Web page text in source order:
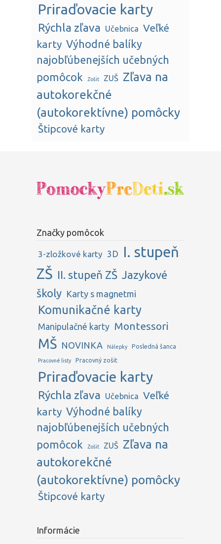
Priraďovacie karty
Rýchla zľava Učebnica Veľké
karty Výhodné balíky
najobľúbenejších učebných
pomôcok
Zošit ZUŠ Zľava na
autokorekčné
(autokorektívne) pomôcky
Štipcové karty
Značky pomôcok
3-zložkové karty 3D
I. stupeň
ZŠ II. stupeň ZŠ Jazykové
školy Karty s magnetmi
Komunikačné karty
Manipulačné karty Montessori
MŠ NOVINKA Nálepky Posledná šanca
Pracovné listy Pracovný zošit
Priraďovacie karty
Rýchla zľava Učebnica Veľké
karty Výhodné balíky
najobľúbenejších učebných
pomôcok
Zošit ZUŠ Zľava na
autokorekčné
(autokorektívne) pomôcky
Štipcové karty
Informácie